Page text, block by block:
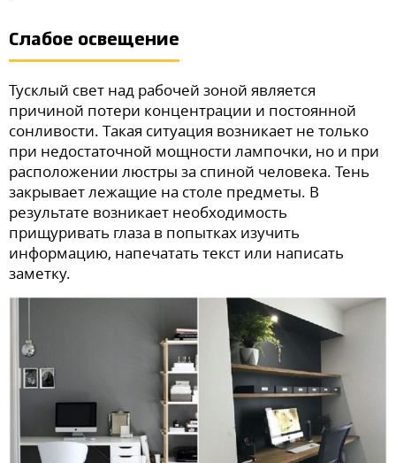
Слабое освещение
Тусклый свет над рабочей зоной является
причиной потери концентрации и постоянной
сонливости. Такая ситуация возникает не только
при недостаточной мощности лампочки, но и при
расположении люстры за спиной человека. Тень
закрывает лежащие на столе предметы. В
результате возникает необходимость
прищуривать глаза в попытках изучить
информацию, напечатать текст или написать
заметку.